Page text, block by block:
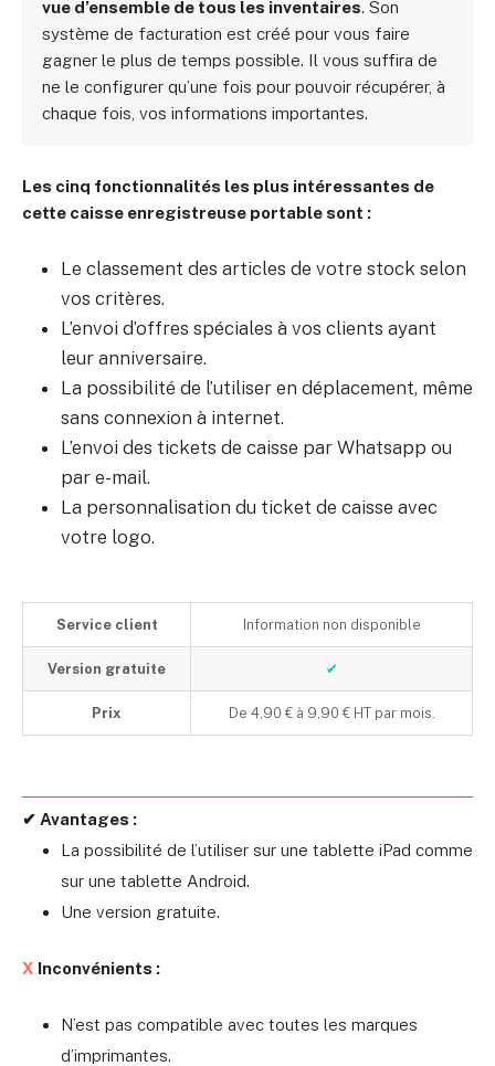
vue d’ensemble de tous les inventaires. Son
système de facturation est créé pour vous faire
gagner le plus de temps possible. Il vous suffira de
ne le configurer qu’une fois pour pouvoir récupérer, à
chaque fois, vos informations importantes.
Les cinq fonctionnalités les plus intéressantes de
cette caisse enregistreuse portable sont :
Le classement des articles de votre stock selon
vos critères.
L’envoi d’offres spéciales à vos clients ayant
leur anniversaire.
La possibilité de l’utiliser en déplacement, même
sans connexion à internet.
L’envoi des tickets de caisse par Whatsapp ou
par e-mail.
La personnalisation du ticket de caisse avec
votre logo.
Service client Information non disponible
Version gratuite ✔
Prix De 4,90 € à 9,90 € HT par mois.
✔ Avantages :
La possibilité de l’utiliser sur une tablette iPad comme
sur une tablette Android.
Une version gratuite.
X Inconvénients :
N’est pas compatible avec toutes les marques
d’imprimantes.